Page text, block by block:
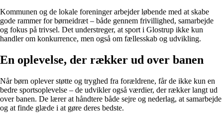
Kommunen og de lokale foreninger arbejder løbende med at skabe
gode rammer for børneidræt – både gennem frivillighed, samarbejde
og fokus på trivsel. Det understreger, at sport i Glostrup ikke kun
handler om konkurrence, men også om fællesskab og udvikling.
En oplevelse, der rækker ud over banen
Når børn oplever støtte og tryghed fra forældrene, får de ikke kun en
bedre sportsoplevelse – de udvikler også værdier, der rækker langt ud
over banen. De lærer at håndtere både sejre og nederlag, at samarbejde
og at finde glæde i at gøre deres bedste.